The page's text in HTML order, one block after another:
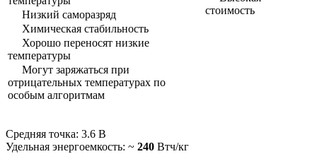
Низкий саморазряд
Химическая стабильность
Хорошо переносят низкие
температуры
Могут заряжаться при
отрицательных температурах по
особым алгоритмам
стоимость
Средняя точка: 3.6 В
Удельная энергоемкость: ~ 240 Втч/кг